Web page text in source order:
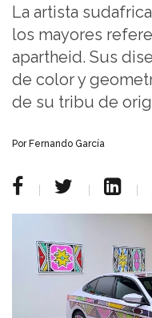
La artista
los mayores
apartheid. Sus
de color y
de su tribu de
Por Fernando García